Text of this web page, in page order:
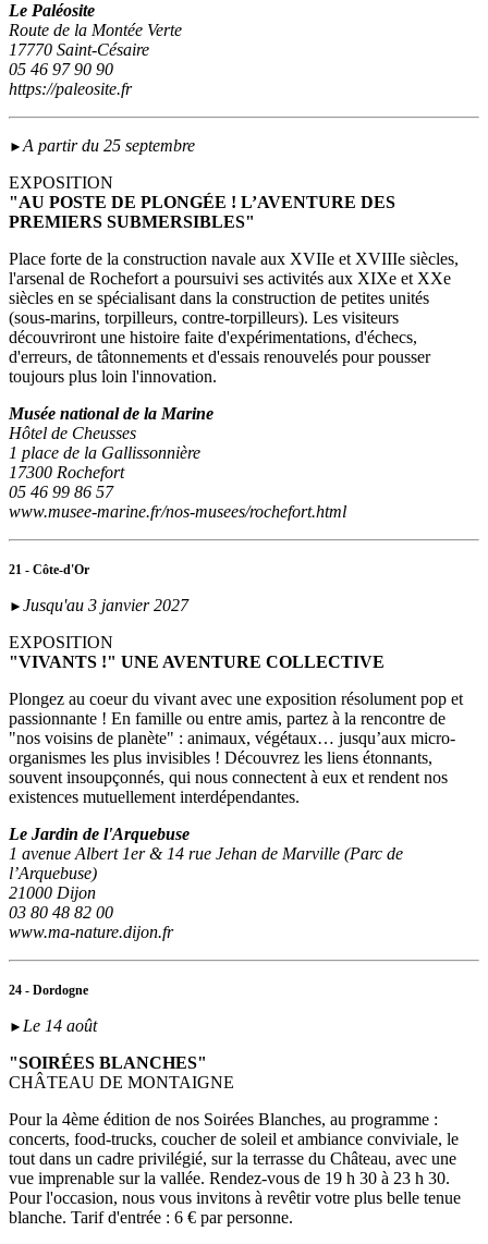
Le Paléosite
Route de la Montée Verte
17770 Saint-Césaire
05 46 97 90 90
https://paleosite.fr
►A partir du 25 septembre
EXPOSITION
"AU POSTE DE PLONGÉE ! L’AVENTURE DES
PREMIERS SUBMERSIBLES"
Place forte de la construction navale aux XVIIe et XVIIIe siècles,
l'arsenal de Rochefort a poursuivi ses activités aux XIXe et XXe
siècles en se spécialisant dans la construction de petites unités
(sous‑marins, torpilleurs, contre-torpilleurs). Les visiteurs
découvriront une histoire faite d'expérimentations, d'échecs,
d'erreurs, de tâtonnements et d'essais renouvelés pour pousser
toujours plus loin l'innovation.
Musée national de la Marine
Hôtel de Cheusses
1 place de la Gallissonnière
17300 Rochefort
05 46 99 86 57
www.musee-marine.fr/nos-musees/rochefort.html
21 - Côte-d'Or
► Jusqu'au 3 janvier 2027
EXPOSITION
"VIVANTS !" UNE AVENTURE COLLECTIVE
Plongez au coeur du vivant avec une exposition résolument pop et
passionnante ! En famille ou entre amis, partez à la rencontre de
"nos voisins de planète" : animaux, végétaux… jusqu’aux micro-
organismes les plus invisibles ! Découvrez les liens étonnants,
souvent insoupçonnés, qui nous connectent à eux et rendent nos
existences mutuellement interdépendantes.
Le Jardin de l'Arquebuse
1 avenue Albert 1er & 14 rue Jehan de Marville (Parc de
l’Arquebuse)
21000 Dijon
03 80 48 82 00
www.ma-nature.dijon.fr
24 - Dordogne
► Le 14 août
"SOIRÉES BLANCHES"
CHÂTEAU DE MONTAIGNE
Pour la 4ème édition de nos Soirées Blanches, au programme :
concerts, food-trucks, coucher de soleil et ambiance conviviale, le
tout dans un cadre privilégié, sur la terrasse du Château, avec une
vue imprenable sur la vallée. Rendez-vous de 19 h 30 à 23 h 30.
Pour l'occasion, nous vous invitons à revêtir votre plus belle tenue
blanche. Tarif d'entrée : 6 € par personne.